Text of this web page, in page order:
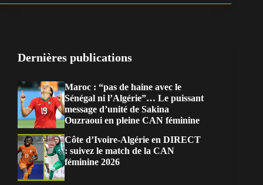
Dernières publications
Maroc : “pas de haine avec le
Sénégal ni l’Algérie”… Le puissant
message d’unité de Sakina
Ouzraoui en pleine CAN féminine
Côte d’Ivoire-Algérie en DIRECT
: suivez le match de la CAN
féminine 2026